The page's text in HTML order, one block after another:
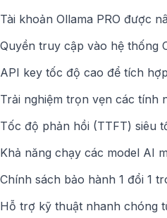
Tài khoản Ollama PRO được
Quyền truy cập vào hệ thống
API key tốc độ cao để tích
Trải nghiệm trọn vẹn các tính
Tốc độ phản hồi (TTFT) siêu
Khả năng chạy các model AI
Chính sách bảo hành 1 đổi 1
Hỗ trợ kỹ thuật nhanh chóng